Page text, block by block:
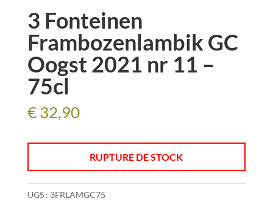
3 Fonteinen
Frambozenlambik GC
Oogst 2021 nr 11 –
75cl
€32,90
RUPTURE DE STOCK
UGS : 3FRLAMGC75